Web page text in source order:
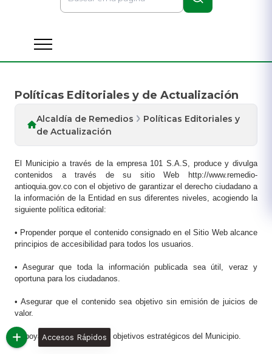
Políticas Editoriales y de Actualización
Alcaldía de Remedios
Políticas Editoriales y
de Actualización
El Municipio a través de la empresa 101 S.A.S, produce y divulga
contenidos a través de su sitio Web http://www.remedio-
antioquia.gov.co con el objetivo de garantizar el derecho ciudadano a
la información de la Entidad en sus diferentes niveles, acogiendo la
siguiente política editorial:
• Propender porque el contenido consignado en el Sitio Web alcance
principios de accesibilidad para todos los usuarios.
• Asegurar que toda la información publicada sea útil, veraz y
oportuna para los ciudadanos.
• Asegurar que el contenido sea objetivo sin emisión de juicios de
valor.
• Apoyar la misión, visión y objetivos estratégicos del Municipio.
Accesos Rápidos